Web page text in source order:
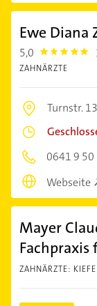
Ewe Diana
5,0 5.0
ZAHNÄRZTE
Turnstr.
0641 9 50
Webseite
Mayer
ZAHNÄRZTE: